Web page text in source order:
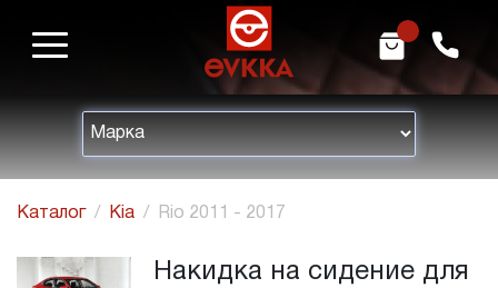
h m
Каталог Kia Rio 2011 - 2017
Накидка на сидение для